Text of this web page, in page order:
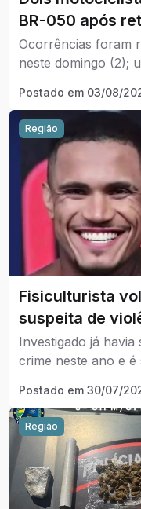
BR-050 após
Brasília.
Ocorrências foram
neste domingo (2);
Postado em 03/08/
Região
Fisiculturista
suspeita de
ex-
Investigado já
crime neste ano e é
Postado em 30/07/
Região